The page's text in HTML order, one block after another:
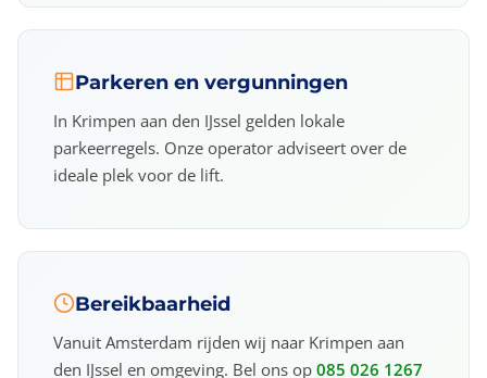
Parkeren en vergunningen
In Krimpen aan den IJssel gelden lokale
parkeerregels. Onze operator adviseert over de
ideale plek voor de lift.
Bereikbaarheid
Vanuit Amsterdam rijden wij naar Krimpen aan
den IJssel en omgeving. Bel ons op 085 026 1267